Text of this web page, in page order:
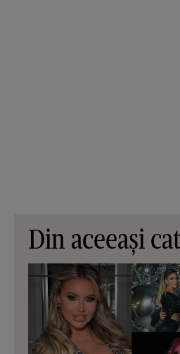
Din aceeași